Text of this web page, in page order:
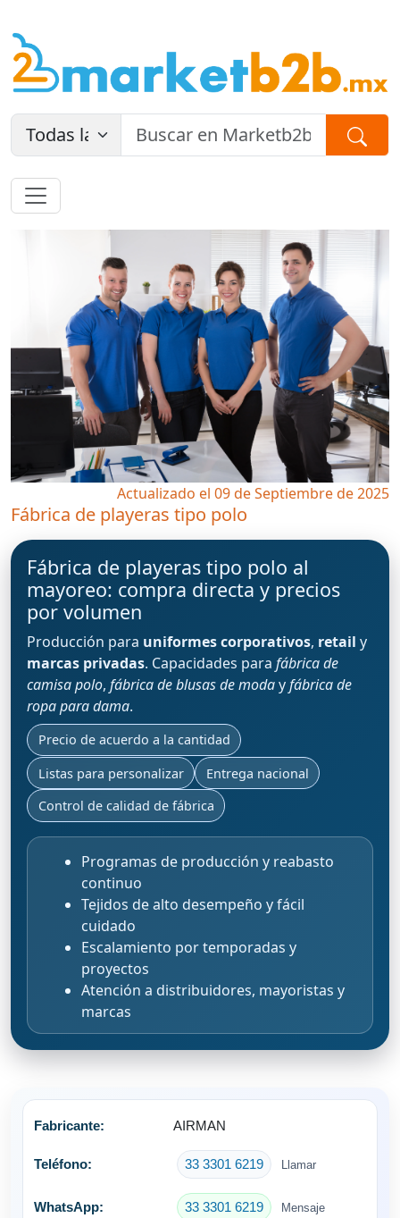
Actualizado el 09 de Septiembre de 2025
Fábrica de playeras tipo polo
Fábrica de playeras tipo polo al
mayoreo: compra directa y precios
por volumen
Producción para uniformes corporativos, retail y
marcas privadas. Capacidades para fábrica de
camisa polo, fábrica de blusas de modayfábrica de
ropa para dama.
Precio de acuerdo a la cantidad
Listas para personalizar
Entrega nacional
Control de calidad de fábrica
Programas de producción y reabasto
continuo
Tejidos de alto desempeño y fácil
cuidado
Escalamiento por temporadas y
proyectos
Atención a distribuidores, mayoristas y
marcas
AIRMAN
33 3301 6219 Llamar
33 3301 6219 Mensaje